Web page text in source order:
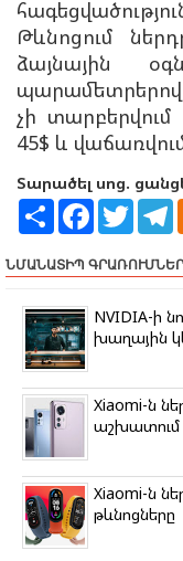
Թևնոցում
ձայնային
պարամետրերով
չի տարբերվում
45$ և
Տարածել սոց.
S
r
e
F
e
b
o
k
T
w
t
t
r
T
e
g
a
ՆՄԱՆԱՏԻՊ ԳՐԱՌՈՒՄՆԵՐ
NVIDIA-ի
խաղային
Xiaomi-ն
աշխատում
Xiaomi-ն
թևնոցները